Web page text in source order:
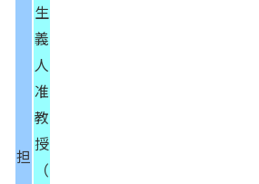
担
生
義
人
准
教
授
（